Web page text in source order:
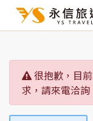
很抱歉，目
求，請來電洽詢